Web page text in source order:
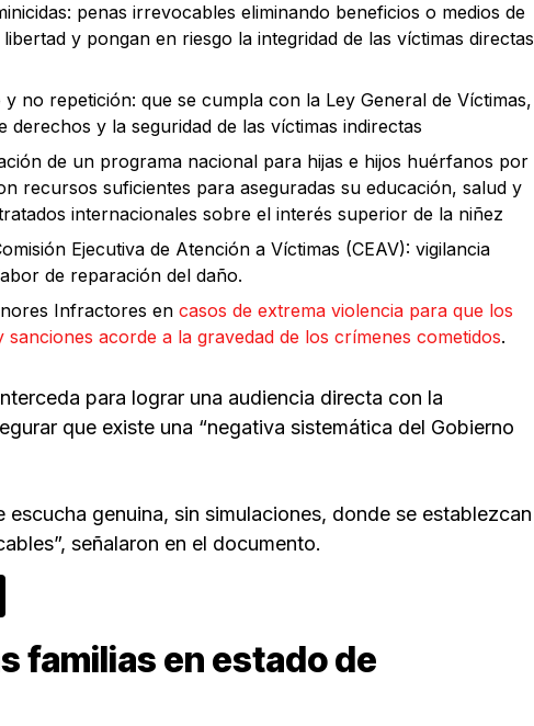
penas irrevocables eliminando beneficios o medios de
y pongan en riesgo la integridad de las víctimas directas
no repetición: que se cumpla con la Ley General de Víctimas,
derechos y la seguridad de las víctimas indirectas
de un programa nacional para hijas e hijos huérfanos por
recursos suficientes para aseguradas su educación, salud y
internacionales sobre el interés superior de la niñez
Ejecutiva de Atención a Víctimas (CEAV): vigilancia
de reparación del daño.
Infractores en casos de extrema violencia para que los
sanciones acorde a la gravedad de los crímenes cometidos.
para lograr una audiencia directa con la
que existe una “negativa sistemática del Gobierno
escucha genuina, sin simulaciones, donde se establezcan
señalaron en el documento.
familias en estado de